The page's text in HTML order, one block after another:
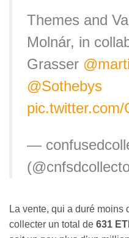
Themes and
Molnár, in
Grasser
@Sothebys
pic.twitter.com/
—
La vente, qui a duré moins
collecter un total de 631